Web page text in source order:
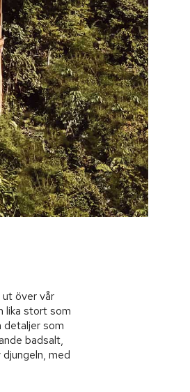
ut över vår
lika stort som
detaljer som
badsalt,
med